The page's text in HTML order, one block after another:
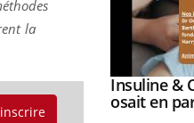
la
pour Youtube
Insuline &
osait en